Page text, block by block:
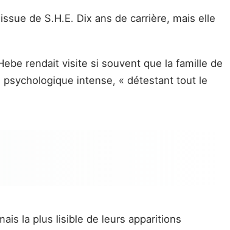
de S.H.E. Dix ans de carrière, mais elle
rendait visite si souvent que la famille de
intense, « détestant tout le
la plus lisible de leurs apparitions